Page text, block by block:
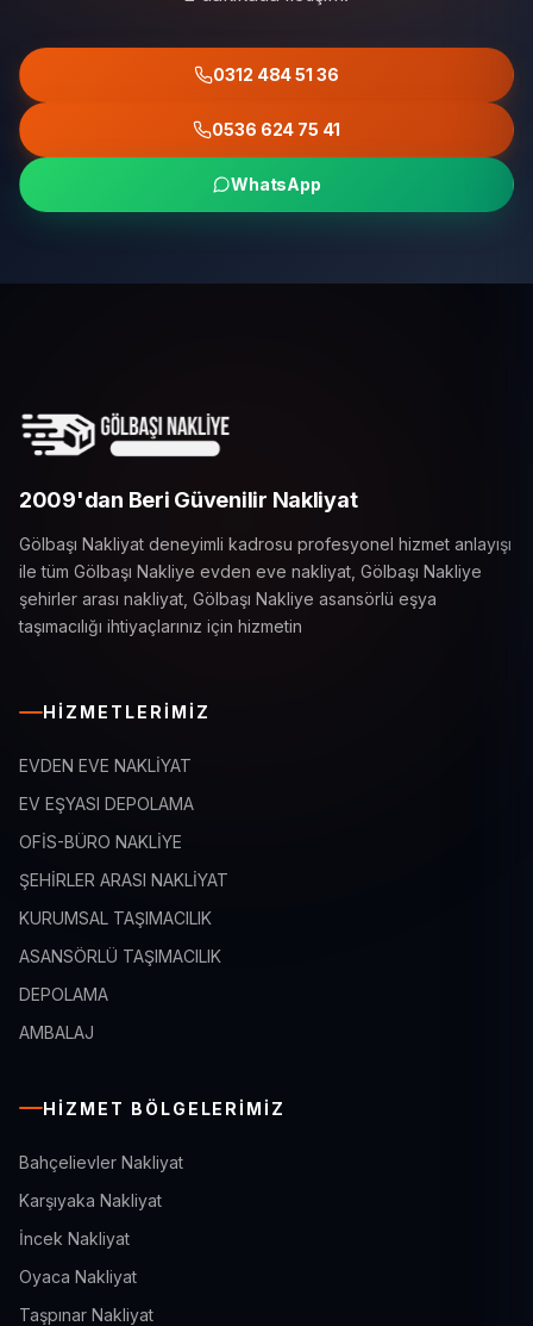
0312 484 51 36
0536 624 75 41
WhatsApp
2009'dan Beri Güvenilir Nakliyat
Gölbaşı Nakliyat deneyimli kadrosu profesyonel hizmet anlayışı
ile tüm Gölbaşı Nakliye evden eve nakliyat, Gölbaşı Nakliye
şehirler arası nakliyat, Gölbaşı Nakliye asansörlü eşya
taşımacılığı ihtiyaçlarınız için hizmetin
HIZMETLERIMIZ
EVDEN EVE NAKLİYAT
EV EŞYASI DEPOLAMA
OFİS-BÜRO NAKLİYE
ŞEHİRLER ARASI NAKLİYAT
KURUMSAL TAŞIMACILIK
ASANSÖRLÜ TAŞIMACILIK
DEPOLAMA
AMBALAJ
HIZMET BÖLGELERIMIZ
Bahçelievler Nakliyat
Karşıyaka Nakliyat
İncek Nakliyat
Oyaca Nakliyat
Taşpınar Nakliyat